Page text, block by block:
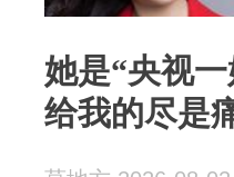
她是“央视
给我的尽是